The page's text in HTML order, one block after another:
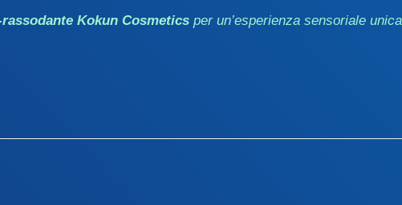
Kokun Cosmetics per un’esperienza sensoriale